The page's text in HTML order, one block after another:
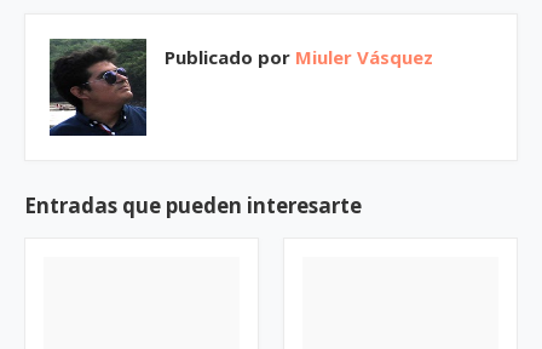
Publicado por Miuler Vásquez
Entradas que pueden interesarte